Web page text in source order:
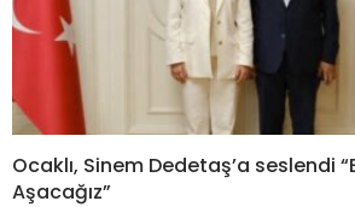
Ocaklı, Sinem Dedetaş’a seslendi
Aşacağız”